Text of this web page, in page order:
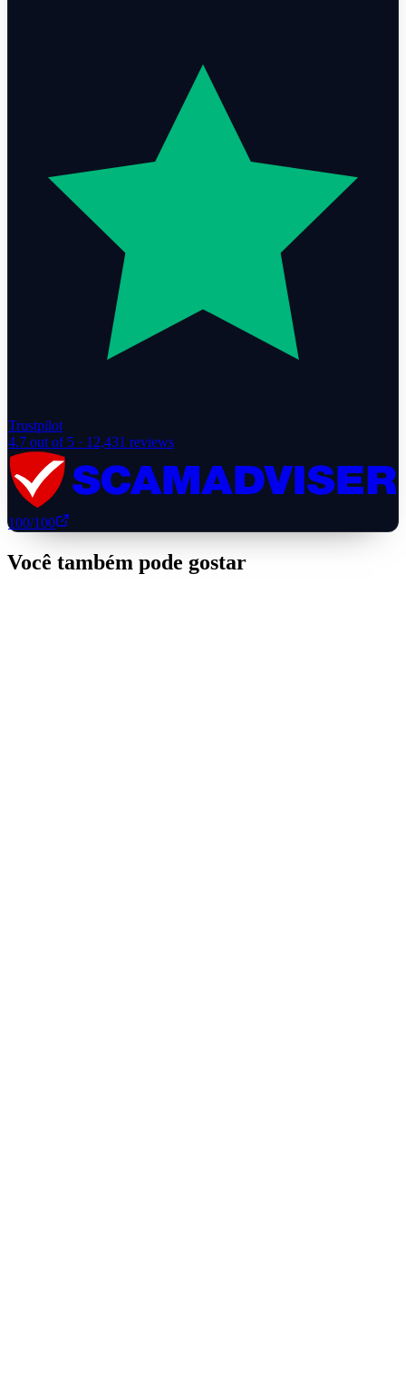
Trustpilot
4.7 out of 5 · 12,431 reviews
100/100
Você também pode gostar